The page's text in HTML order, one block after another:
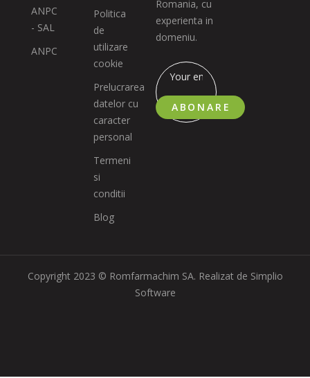
ANPC
- SAL
ANPC
Politica
de
utilizare
cookie
Prelucrarea
datelor cu
caracter
personal
Termeni
si
conditii
Blog
Romania, cu
experienta in
domeniu.
ABONARE
Copyright 2023 © Romfarmachim SA. Realizat de Simplio
Software